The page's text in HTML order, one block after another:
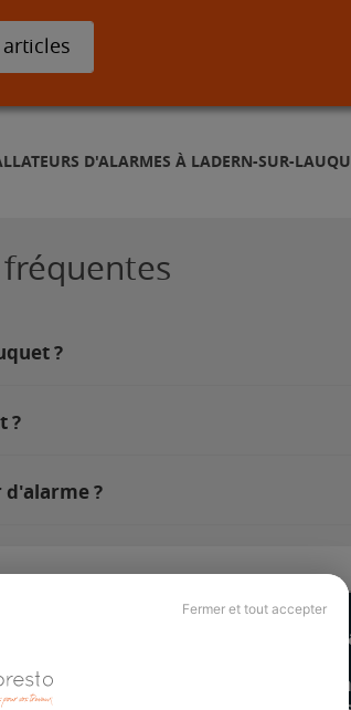
Fermer et tout accepter
articles
D'ALARMES À LADERN-SUR-
?
?
?